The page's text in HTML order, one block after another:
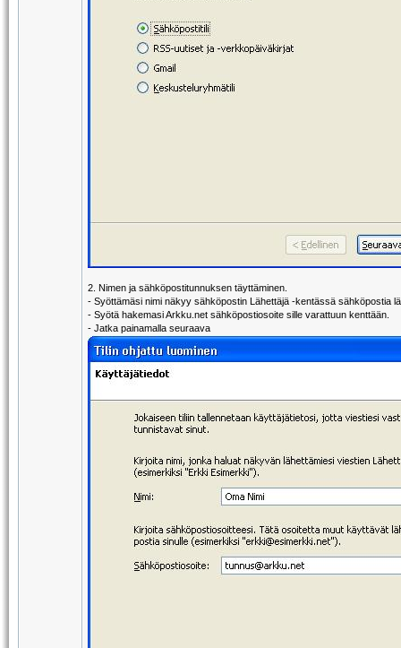
2. Nimen ja sähköpostitunnuksen täyttäminen.
- Syöttämäsi nimi näkyy sähköpostin Lähettäjä -kentässä sähköpostia
- Syötä hakemasi Arkku.net sähköpostiosoite sille varattuun kenttään.
- Jatka painamalla seuraava